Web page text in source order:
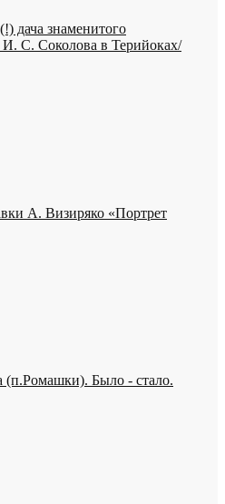
дача знаменитого
И. С. Соколова в Терийоках/
А. Визиряко «Портрет
(п.Ромашки). Было - стало.